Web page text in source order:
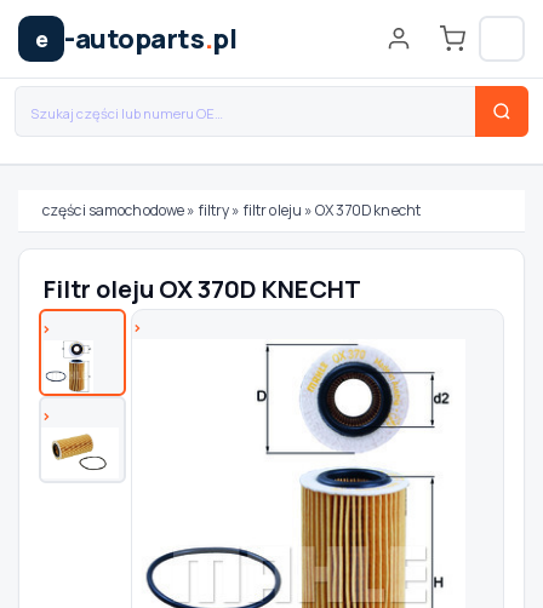
e -autoparts.pl
Wybierz swój pojazd
części samochodowe» filtry» filtr oleju »OX 370D knecht
Filtr oleju OX 370D KNECHT